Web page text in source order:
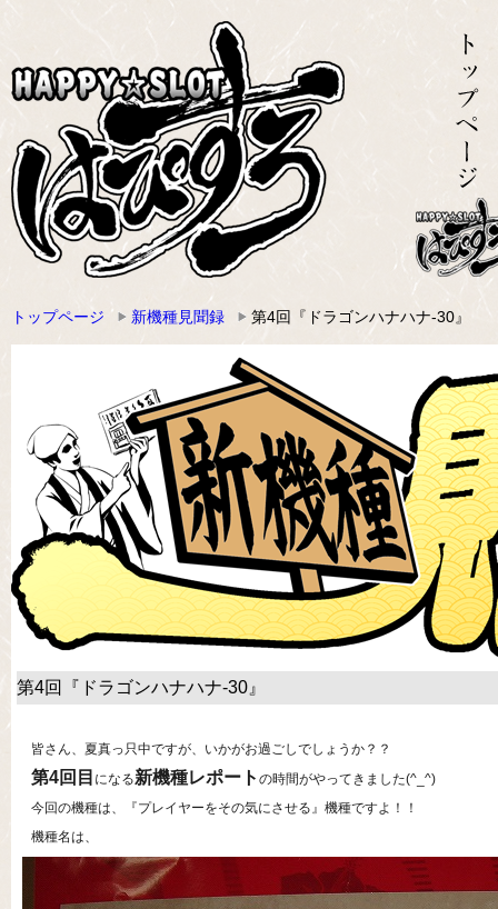
トップページ 新機種見聞録 第4回『ドラゴンハナハナ-30』
第4回『ドラゴンハナハナ-30』
皆さん、夏真っ只中ですが、いかがお過ごしでしょうか？？
第4回目 になる新機種レポート の時間がやってきました(^_^)
今回の機種は、『プレイヤーをその気にさせる』機種ですよ！！
機種名は、